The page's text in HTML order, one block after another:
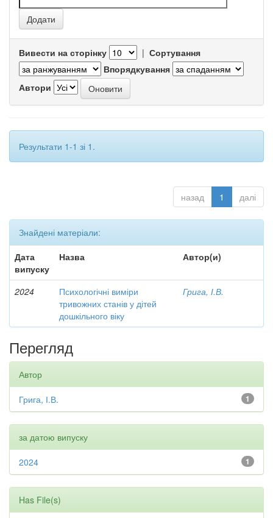
Вивести на сторінку | Сортування
Впорядкування
Автори
Результати 1-1 зі 1.
назад 1 далі
Знайдені матеріали:
Дата
випуску
Назва Автор(и)
2024
Психологічні виміри
тривожних станів у дітей
дошкільного віку
Грига, І.В.
Перегляд
Автор
1
Грига, І.В.
за датою випуску
1
2024
Has File(s)